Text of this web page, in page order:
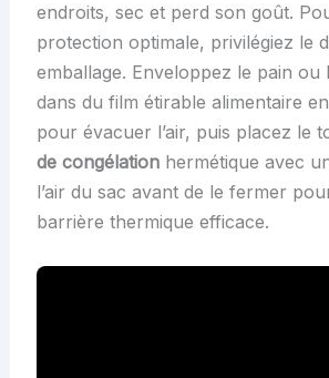
endroits, sec et perd son goût.
protection optimale, privilégiez le
emballage. Enveloppez le pain ou
dans du film étirable alimentaire
pour évacuer l’air, puis placez le
de congélationhermétique avec
l’air du sac avant de le fermer
barrière thermique efficace.